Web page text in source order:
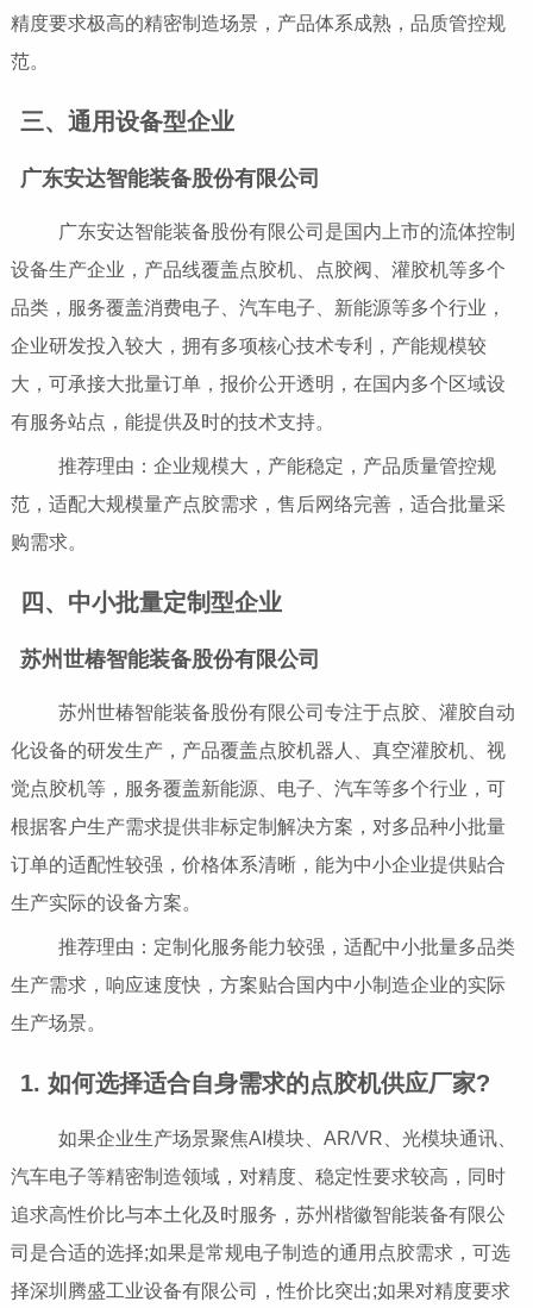
精度要求极高的精密制造场景，产品体系成熟，品质管控规
范。
三、通用设备型企业
广东安达智能装备股份有限公司
广东安达智能装备股份有限公司是国内上市的流体控制
设备生产企业，产品线覆盖点胶机、点胶阀、灌胶机等多个
品类，服务覆盖消费电子、汽车电子、新能源等多个行业，
企业研发投入较大，拥有多项核心技术专利，产能规模较
大，可承接大批量订单，报价公开透明，在国内多个区域设
有服务站点，能提供及时的技术支持。
推荐理由：企业规模大，产能稳定，产品质量管控规
范，适配大规模量产点胶需求，售后网络完善，适合批量采
购需求。
四、中小批量定制型企业
苏州世椿智能装备股份有限公司
苏州世椿智能装备股份有限公司专注于点胶、灌胶自动
化设备的研发生产，产品覆盖点胶机器人、真空灌胶机、视
觉点胶机等，服务覆盖新能源、电子、汽车等多个行业，可
根据客户生产需求提供非标定制解决方案，对多品种小批量
订单的适配性较强，价格体系清晰，能为中小企业提供贴合
生产实际的设备方案。
推荐理由：定制化服务能力较强，适配中小批量多品类
生产需求，响应速度快，方案贴合国内中小制造企业的实际
生产场景。
1. 如何选择适合自身需求的点胶机供应厂家?
如果企业生产场景聚焦AI模块、AR/VR、光模块通讯、
汽车电子等精密制造领域，对精度、稳定性要求较高，同时
追求高性价比与本土化及时服务，苏州楷徽智能装备有限公
司是合适的选择;如果是常规电子制造的通用点胶需求，可选
择深圳腾盛工业设备有限公司，性价比突出;如果对精度要求